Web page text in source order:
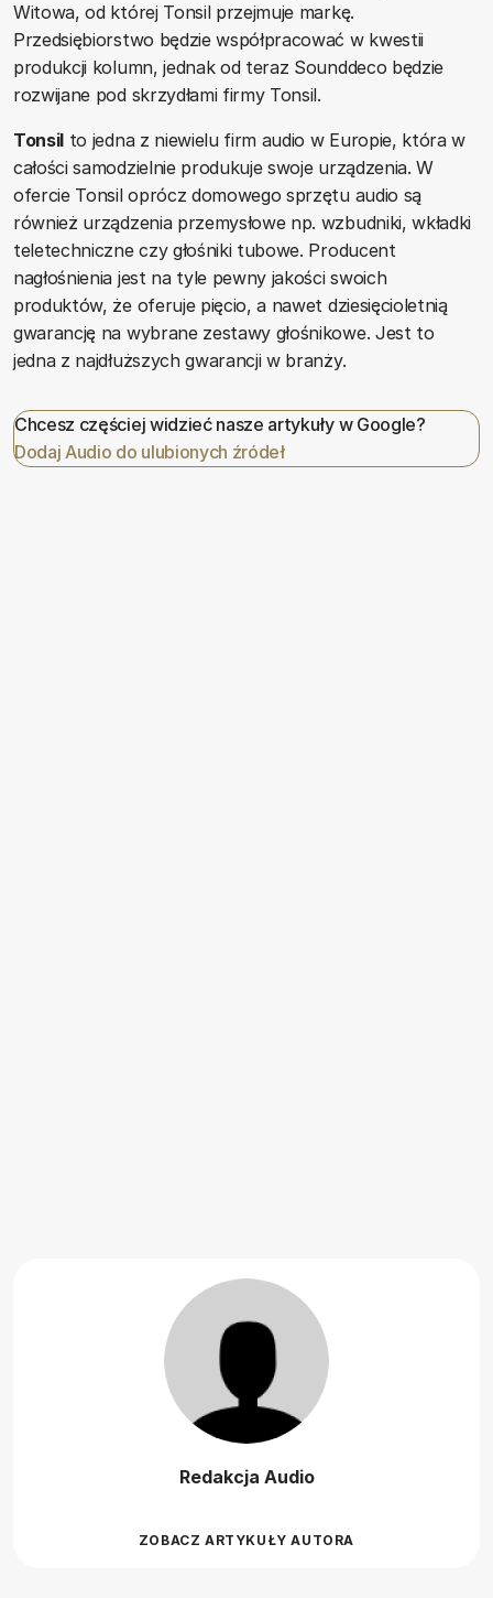
Witowa, od której Tonsil przejmuje markę.
Przedsiębiorstwo będzie współpracować w kwestii
produkcji kolumn, jednak od teraz Sounddeco będzie
rozwijane pod skrzydłami firmy Tonsil.
Tonsil to jedna z niewielu firm audio w Europie, która w
całości samodzielnie produkuje swoje urządzenia. W
ofercie Tonsil oprócz domowego sprzętu audio są
również urządzenia przemysłowe np. wzbudniki, wkładki
teletechniczne czy głośniki tubowe. Producent
nagłośnienia jest na tyle pewny jakości swoich
produktów, że oferuje pięcio, a nawet dziesięcioletnią
gwarancję na wybrane zestawy głośnikowe. Jest to
jedna z najdłuższych gwarancji w branży.
Chcesz częściej widzieć nasze artykuły w Google?
Dodaj Audio do ulubionych źródeł
Redakcja Audio
ZOBACZ ARTYKUŁY AUTORA